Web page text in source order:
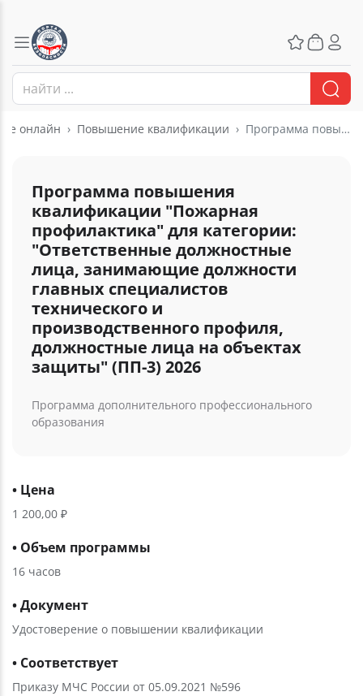
онлайн Повышение квалификации Программа повышения квалификации "Пожарная профилактика" для категории: "Ответственные должностные лица, занимающие должности главных специалистов технического и производственного профиля, должностные лица на объектах защиты" (ПП-3) 2026
Программа повышения
квалификации "Пожарная
профилактика" для категории:
"Ответственные должностные
лица, занимающие должности
главных специалистов
технического и
производственного профиля,
должностные лица на объектах
защиты" (ПП-3) 2026
Программа дополнительного профессионального
образования
• Цена
1 200,00 ₽
• Объем программы
16 часов
• Документ
Удостоверение о повышении квалификации
• Соответствует
Приказу МЧС России от 05.09.2021 №596